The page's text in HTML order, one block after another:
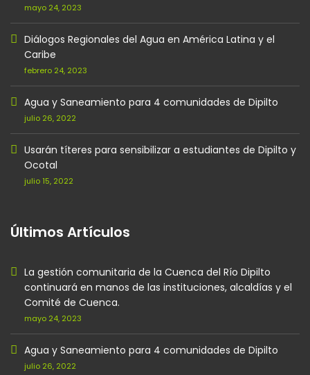
mayo 24, 2023
Diálogos Regionales del Agua en América Latina y el
Caribe
febrero 24, 2023
Agua y Saneamiento para 4 comunidades de Dipilto
julio 26, 2022
Usarán títeres para sensibilizar a estudiantes de Dipilto y
Ocotal
julio 15, 2022
Últimos Artículos
La gestión comunitaria de la Cuenca del Río Dipilto
continuará en manos de las instituciones, alcaldías y el
Comité de Cuenca.
mayo 24, 2023
Agua y Saneamiento para 4 comunidades de Dipilto
julio 26, 2022